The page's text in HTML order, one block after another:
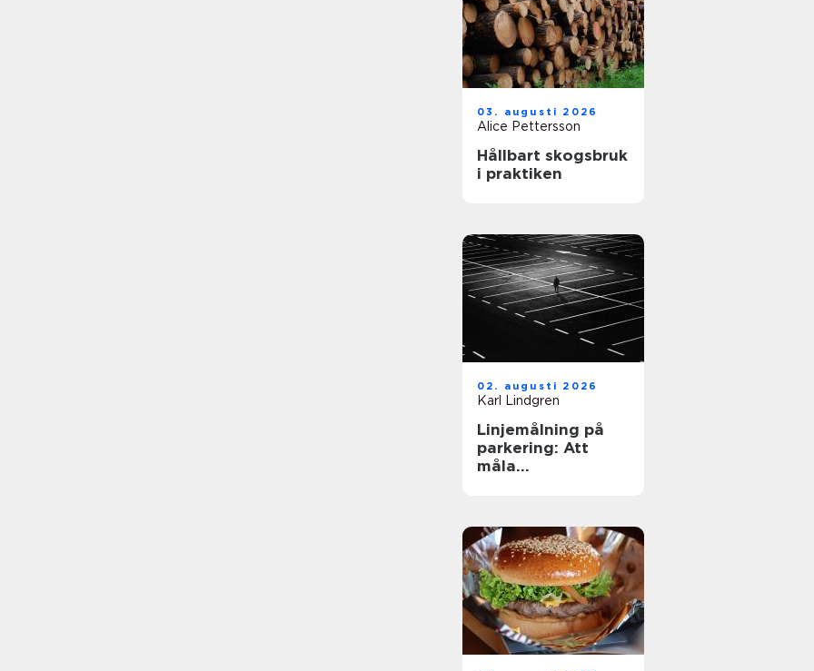
03. augusti 2026
Alice Pettersson
Hållbart skogsbruk
i praktiken
02. augusti 2026
Karl Lindgren
Linjemålning på
parkering: Att
måla
effektiva